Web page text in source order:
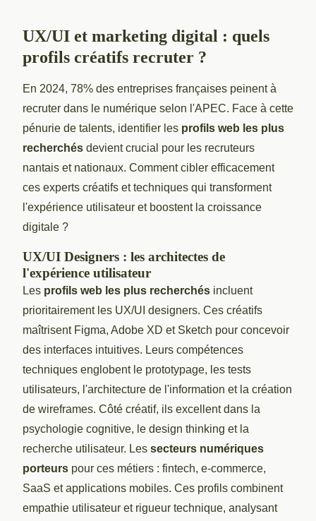
UX/UI et marketing digital : quels
profils créatifs recruter ?
En 2024, 78% des entreprises françaises peinent à
recruter dans le numérique selon l'APEC. Face à cette
pénurie de talents, identifier les profils web les plus
recherchés devient crucial pour les recruteurs
nantais et nationaux. Comment cibler efficacement
ces experts créatifs et techniques qui transforment
l'expérience utilisateur et boostent la croissance
digitale ?
UX/UI Designers : les architectes de
l'expérience utilisateur
Les profils web les plus recherchés incluent
prioritairement les UX/UI designers. Ces créatifs
maîtrisent Figma, Adobe XD et Sketch pour concevoir
des interfaces intuitives. Leurs compétences
techniques englobent le prototypage, les tests
utilisateurs, l'architecture de l'information et la création
de wireframes. Côté créatif, ils excellent dans la
psychologie cognitive, le design thinking et la
recherche utilisateur. Les secteurs numériques
porteurs pour ces métiers : fintech, e-commerce,
SaaS et applications mobiles. Ces profils combinent
empathie utilisateur et rigueur technique, analysant